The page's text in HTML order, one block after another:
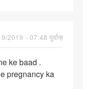
2019 - 07:48 पूर्वान्ह
ke baad .
pregnancy ka